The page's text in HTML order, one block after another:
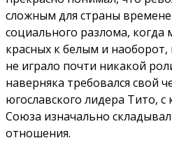
сложным для страны
социального разлома, когда
красных к белым и наоборот,
не играло почти никакой
наверняка требовался свой
югославского лидера Тито, с
Союза изначально
отношения.